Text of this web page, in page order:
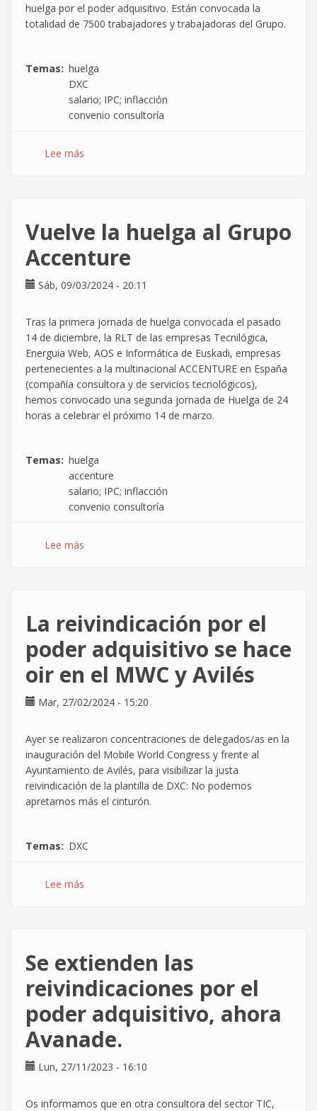
huelga por el poder adquisitivo. Están convocada la
totalidad de 7500 trabajadores y trabajadoras del Grupo.
Temas
huelga
DXC
salario; IPC; inflacción
convenio consultoría
Lee más
Huelga
la
DXC
el
poder
adquisitivo
Vuelve la huelga al Grupo
Accenture
Sáb, 09/03/2024 - 20:11
Tras la primera jornada de huelga convocada el pasado
14 de diciembre, la RLT de las empresas Tecnilógica,
Energuia Web, AOS e Informática de Euskadi, empresas
pertenecientes a la multinacional ACCENTURE en España
(compañía consultora y de servicios tecnológicos),
hemos convocado una segunda jornada de Huelga de 24
horas a celebrar el próximo 14 de marzo.
Temas
huelga
accenture
salario; IPC; inflacción
convenio consultoría
Lee más
Grupo
Accenture
La reivindicación por el
poder adquisitivo se hace
oir en el MWC y Avilés
Mar, 27/02/2024 - 15:20
Ayer se realizaron concentraciones de delegados/as en la
inauguración del Mobile World Congress y frente al
Ayuntamiento de Avilés, para visibilizar la justa
reivindicación de la plantilla de DXC: No podemos
apretarnos más el cinturón.
Temas DXC
Lee más
poder
adquisitivo
se
hace
oir
en
MWC
Avilés
Se extienden las
reivindicaciones por el
poder adquisitivo, ahora
Avanade.
Lun, 27/11/2023 - 16:10
Os informamos que en otra consultora del sector TIC,